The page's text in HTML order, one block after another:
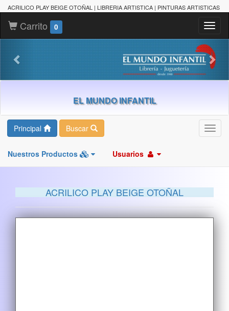
ACRILICO PLAY BEIGE OTOÑAL | LIBRERIA ARTISTICA | PINTURAS ARTISTICAS
Carrito 0
EL MUNDO INFANTIL
Principal Buscar
Nuestros Productos Usuarios
ACRILICO PLAY BEIGE OTOÑAL